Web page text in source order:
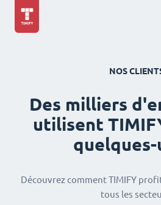
NOS
Des milliers
utilisent
quelques-
Découvrez comment TIMIFY
tous les